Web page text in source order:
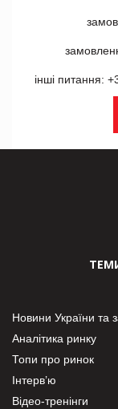
інші питання:
Новини України та
Аналітика ринку
Топи про ринок
Інтерв’ю
Відео-тренінги